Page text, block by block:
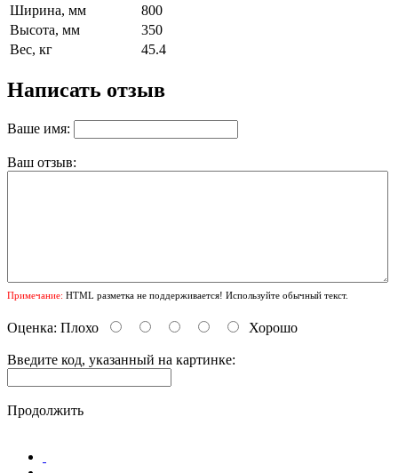
Ширина, мм
800
Высота, мм
350
Вес, кг
45.4
Написать отзыв
Ваше имя:
Ваш отзыв:
Примечание: HTML разметка не поддерживается! Используйте обычный текст.
Оценка: Плохо Хорошо
Введите код, указанный на картинке:
Продолжить